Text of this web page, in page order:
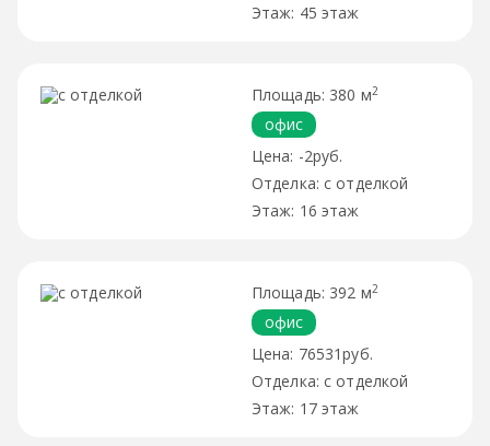
45 этаж
380 м2
офис
-2руб.
с отделкой
16 этаж
392 м2
офис
76531руб.
с отделкой
17 этаж